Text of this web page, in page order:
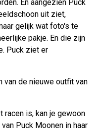
En aangezien Puck
uit ziet,
gelijk wat foto's te
pakje. En die zijn
Puck ziet er
van de nieuwe outfit van
racen is, kan je gewoon
Puck Moonen in haar